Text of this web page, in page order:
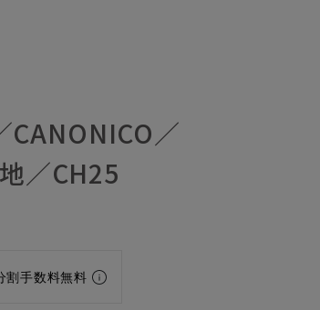
CANONICO／
／CH25
割手数料無料